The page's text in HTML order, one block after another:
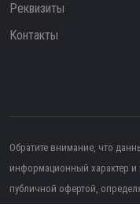
Реквизиты
Контакты
Обратите внимание, что
информационный характер и
публичной офертой,